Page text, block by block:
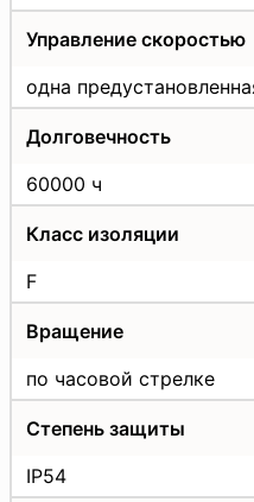
Управление скоростью
одна
Долговечность
60000 ч
Класс изоляции
F
Вращение
по часовой стрелке
Степень защиты
IP54